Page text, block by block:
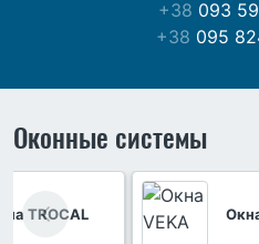
+38 093
+38 095
Оконные системы
TROCAL